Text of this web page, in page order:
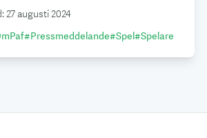
:27 augusti 2024
#Pressmeddelande#Spel#Spelare